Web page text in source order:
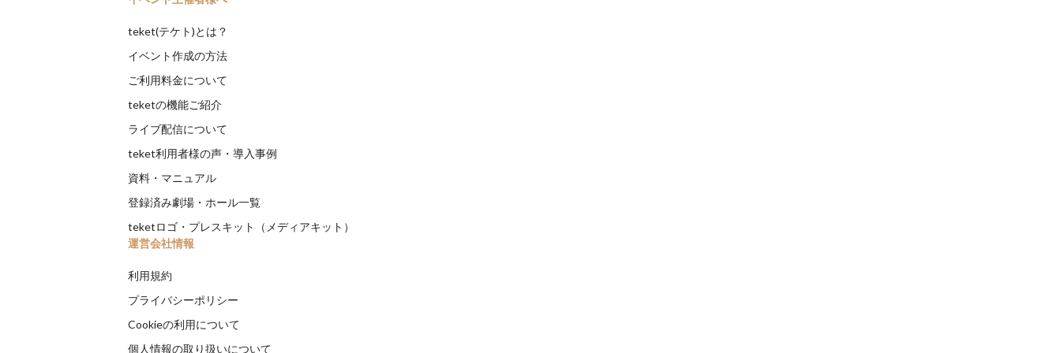
teket(テケト)とは？
イベント作成の方法
ご利用料金について
teketの機能ご紹介
ライブ配信について
teket利用者様の声・導入事例
資料・マニュアル
登録済み劇場・ホール一覧
teketロゴ・プレスキット（メディアキット）
運営会社情報
利用規約
プライバシーポリシー
Cookieの利用について
個人情報の取り扱いについて